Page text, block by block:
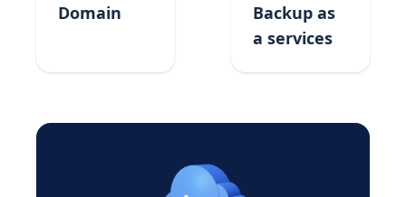
Domain
Backup as
a services